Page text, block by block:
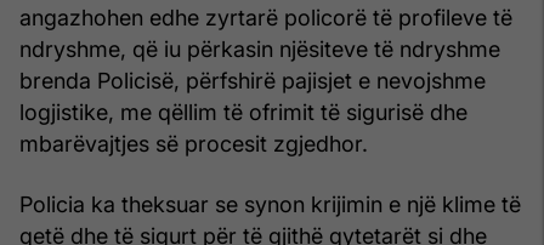
angazhohen edhe zyrtarë policorë të profileve të
ndryshme, që iu përkasin njësiteve të ndryshme
brenda Policisë, përfshirë pajisjet e nevojshme
logjistike, me qëllim të ofrimit të sigurisë dhe
mbarëvajtjes së procesit zgjedhor.
Policia ka theksuar se synon krijimin e një klime të
qetë dhe të sigurt për të gjithë qytetarët si dhe